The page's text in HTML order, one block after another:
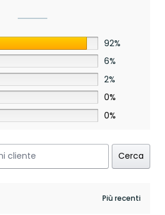
92%
6%
2%
0%
0%
Cerca